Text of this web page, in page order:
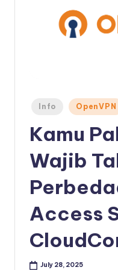
Posted
Info OpenVPN
Kamu
Wajib
Access
July 28, 2025